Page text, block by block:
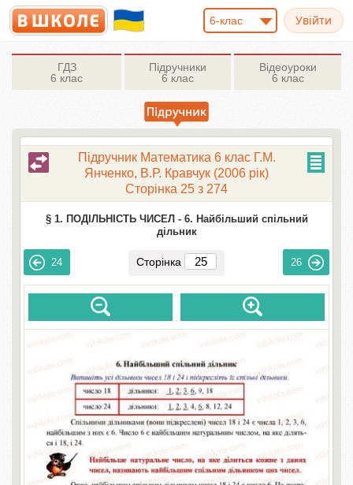
6-клас
ГДЗ
6 клас
Підручники
6 клас
Відеоуроки
6 клас
Підручник Математика 6 клас Г.М.
Янченко, В.Р. Кравчук (2006 рік)
Сторінка 25 з 274
§ 1. ПОДІЛЬНІСТЬ ЧИСЕЛ - 6. Найбільший спільний
дільник
24 Сторінка 26